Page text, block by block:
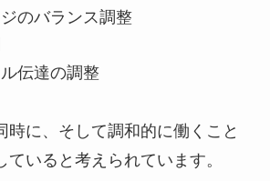
のバランス調整
伝達の調整
時に、そして調和的に働くこと
ていると考えられています。